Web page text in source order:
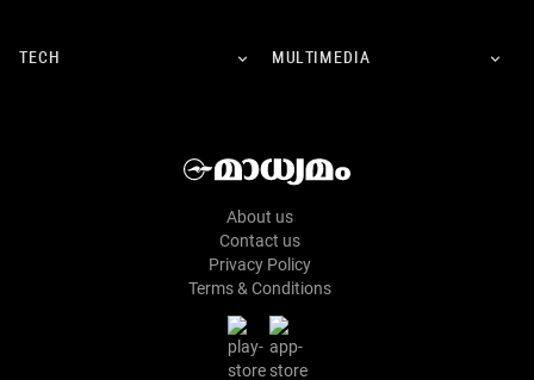
TECH MULTIMEDIA
About us
Contact us
Privacy Policy
Terms & Conditions